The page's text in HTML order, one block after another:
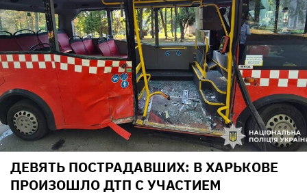
ДЕВЯТЬ ПОСТРАДАВШИХ: В ХАРЬКОВЕ
ПРОИЗОШЛО ДТП С УЧАСТИЕМ